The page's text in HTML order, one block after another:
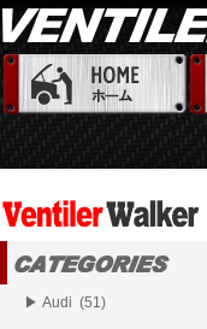
▶ Audi (51)